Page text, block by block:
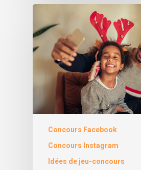
Concours Facebook
Concours Instagram
Idées de jeu-concours